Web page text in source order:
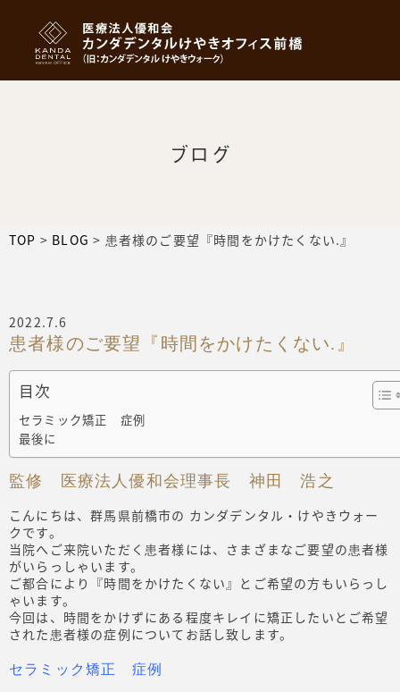
ブログ
TOP > BLOG > 患者様のご要望『時間をかけたくない.』
2022.7.6
患者様のご要望『時間をかけたくない.』
目次
セラミック矯正 症例
最後に
監修 医療法人優和会理事長 神田 浩之
こんにちは、群馬県前橋市の カンダデンタル・けやきウォー
クです。
当院へご来院いただく患者様には、さまざまなご要望の患者様
がいらっしゃいます。
ご都合により『時間をかけたくない』とご希望の方もいらっし
ゃいます。
今回は、時間をかけずにある程度キレイに矯正したいとご希望
された患者様の症例についてお話し致します。
セラミック矯正 症例